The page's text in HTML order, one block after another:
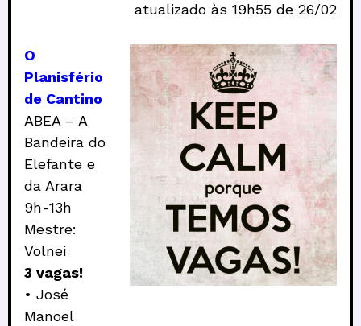
atualizado às 19h55 de 26/02
O
Planisfério
de Cantino
ABEA – A
Bandeira do
Elefante e
da Arara
9h-13h
Mestre:
Volnei
3 vagas!
• José
Manoel